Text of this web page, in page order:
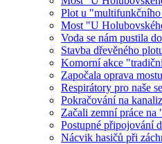
Plot u
Most "U
Voda se nám pustila
Stavba dřevěného
Komorní akce
Započala oprava
Respirátory pro naše
Pokračování na
Začali zemní práce
Postupné připojování
Nácvik hasičů při